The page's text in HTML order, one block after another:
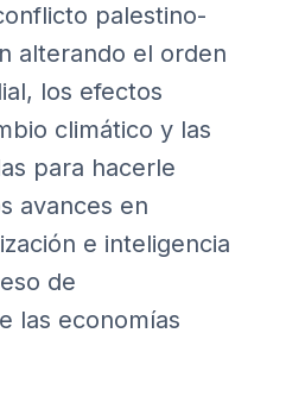
palestino-
alterando el orden
los efectos
climático y las
para hacerle
avances en
e inteligencia
de
las economías